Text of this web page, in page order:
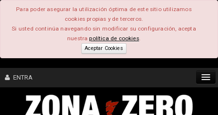
Para poder asegurar la utilización óptima de este sitio utilizamos
cookies propias y de terceros.
Si usted continúa navegando sin modificar su configuración, acepta
nuestrapolítica de cookies.
Aceptar Cookies
ENTRA